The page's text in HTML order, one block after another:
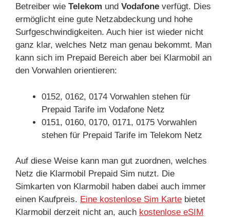
Betreiber wie Telekom und Vodafone verfügt. Dies
ermöglicht eine gute Netzabdeckung und hohe
Surfgeschwindigkeiten. Auch hier ist wieder nicht
ganz klar, welches Netz man genau bekommt. Man
kann sich im Prepaid Bereich aber bei Klarmobil an
den Vorwahlen orientieren:
0152, 0162, 0174 Vorwahlen stehen für
Prepaid Tarife im Vodafone Netz
0151, 0160, 0170, 0171, 0175 Vorwahlen
stehen für Prepaid Tarife im Telekom Netz
Auf diese Weise kann man gut zuordnen, welches
Netz die Klarmobil Prepaid Sim nutzt. Die
Simkarten von Klarmobil haben dabei auch immer
einen Kaufpreis. Eine kostenlose Sim Karte bietet
Klarmobil derzeit nicht an, auch kostenlose eSIM